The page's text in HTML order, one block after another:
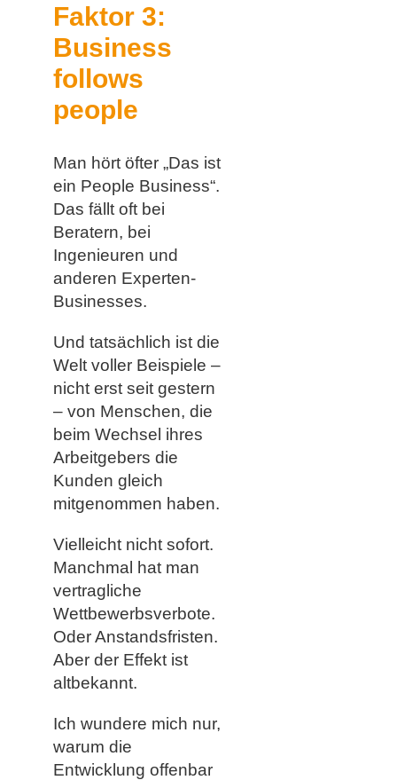
Faktor 3:
Business
follows
people
Man hört öfter „Das ist
ein People Business“.
Das fällt oft bei
Beratern, bei
Ingenieuren und
anderen Experten-
Businesses.
Und tatsächlich ist die
Welt voller Beispiele –
nicht erst seit gestern
– von Menschen, die
beim Wechsel ihres
Arbeitgebers die
Kunden gleich
mitgenommen haben.
Vielleicht nicht sofort.
Manchmal hat man
vertragliche
Wettbewerbsverbote.
Oder Anstandsfristen.
Aber der Effekt ist
altbekannt.
Ich wundere mich nur,
warum die
Entwicklung offenbar